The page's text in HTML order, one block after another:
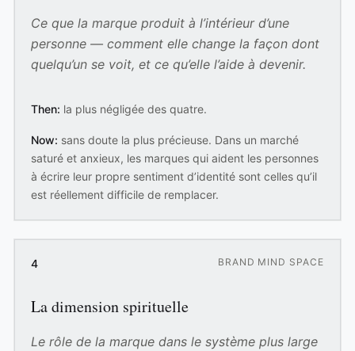
Ce que la marque produit à l’intérieur d’une
personne — comment elle change la façon dont
quelqu’un se voit, et ce qu’elle l’aide à devenir.
Then: la plus négligée des quatre.
Now: sans doute la plus précieuse. Dans un marché
saturé et anxieux, les marques qui aident les personnes
à écrire leur propre sentiment d’identité sont celles qu’il
est réellement difficile de remplacer.
4 BRAND MIND SPACE
La dimension spirituelle
Le rôle de la marque dans le système plus large